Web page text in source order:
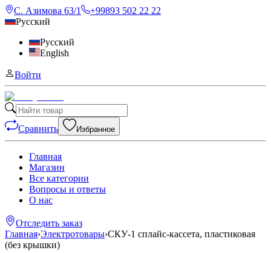
С. Азимова 63/1
+99893 502 22 22
Русский
Русский
English
Войти
Сравнить Избранное
Главная
Магазин
Все категории
Вопросы и ответы
О нас
Отследить заказ
Главная›Электротовары›СКУ-1 сплайс-кассета, пластиковая
(без крышки)